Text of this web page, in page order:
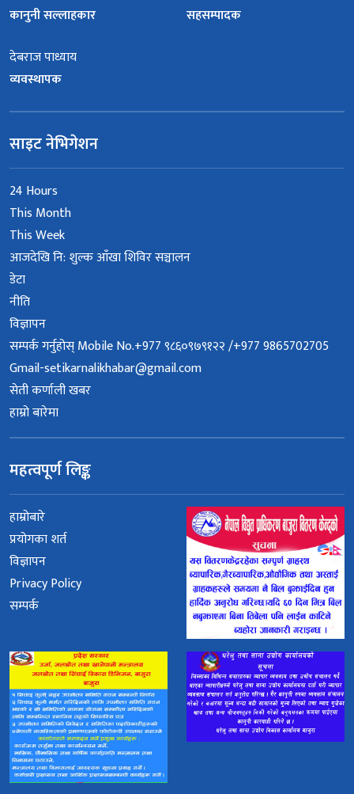
कानुनी सल्लाहकार
सहसम्पादक
देबराज पाध्याय
व्यवस्थापक
साइट नेभिगेशन
24 Hours
This Month
This Week
आजदेखि नि: शुल्क आँखा शिविर सञ्चालन
डेटा
नीति
विज्ञापन
सम्पर्क गर्नुहोस् Mobile No.+977 ९८६०९७९१२२ /+977 9865702705
Gmail-setikarnalikhabar@gmail.com
सेती कर्णाली खबर
हाम्रो बारेमा
महत्वपूर्ण लिङ्क
हाम्रोबारे
प्रयोगका शर्त
विज्ञापन
Privacy Policy
सम्पर्क